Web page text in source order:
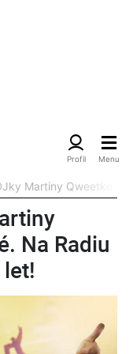
Martiny Qweetko
Na Radiu